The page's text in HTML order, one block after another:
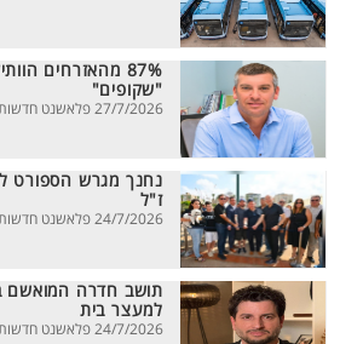
87% מהאזרחים
"שקופים"
27/7/2026 פלאשנט חדשות
נחנך מגרש הספורט
ז"ל
24/7/2026 פלאשנט חדשות
תושב חדרה המואשם
למעצר בית
24/7/2026 פלאשנט חדשות